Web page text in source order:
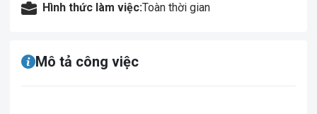
Hình thức làm việc:Toàn thời gian
Mô tả công việc